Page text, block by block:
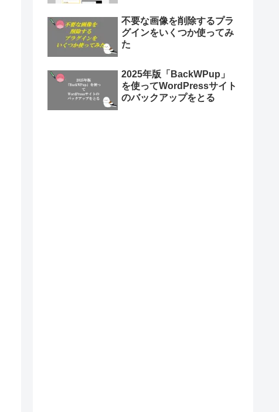
不要な画像を削除するプラ
グインをいくつか使ってみ
た
2025年版「BackWPup」
を使ってWordPressサイト
のバックアップをとる